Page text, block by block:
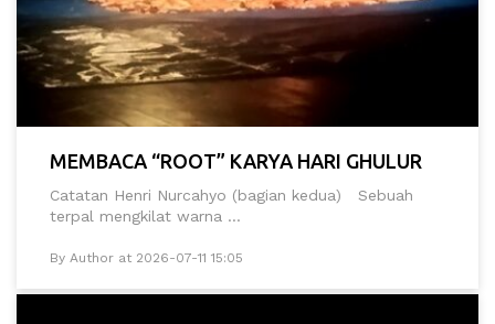
MEMBACA “ROOT” KARYA HARI GHULUR
Catatan Henri Nurcahyo (bagian kedua) Sebuah
terpal mengkilat warna ...
By Author at 2026-07-11 15:05